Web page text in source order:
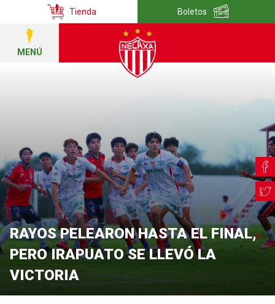
Tienda Boletos
MENÚ
RAYOS PELEARON HASTA EL FINAL,
PERO IRAPUATO SE LLEVÓ LA
VICTORIA